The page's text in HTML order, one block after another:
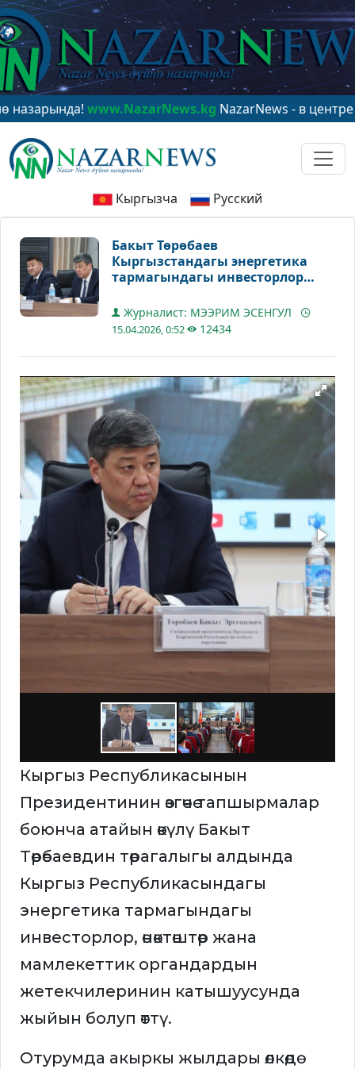
www.NazarNews.kgNazarNews - в центре
Кыргызча Русский
Бакыт Төрөбаев
Кыргызстандагы энергетика
тармагындагы инвесторлор
Журналист: МЭЭРИМ ЭСЕНГУЛ
15.04.2026, 0:52 12434
Кыргыз Республикасынын
Президентинин өзгөчө тапшырмалар
боюнча атайын өкүлү Бакыт
Төрөбаевдин төрагалыгы алдында
Кыргыз Республикасындагы
энергетика тармагындагы
инвесторлор, өнөктөштөр жана
мамлекеттик органдардын
жетекчилеринин катышуусунда
жыйын болуп өттү.
Отурумда акыркы жылдары өлкөдө